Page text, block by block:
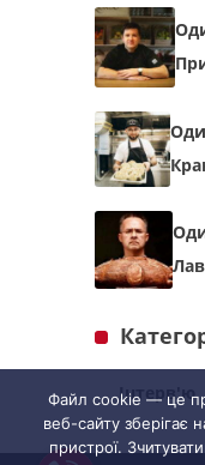
Українська(
Українська
Інтерв'ю
Файл cookie — це
веб-сайту зберігає
пристрої.